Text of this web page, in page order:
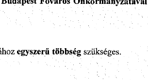
egyszerű többség szükséges.